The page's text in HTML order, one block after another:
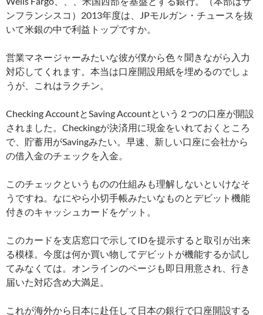
ンフランシスコ）2013年度は、JPモルガン・チュースを抜
いて米銀の中で利益トップですか。
営業マネージャーみたいな彼が僕から色々聞きながら入力
対応してくれます。本当は口座開設用紙を埋めるのでしょ
うが、これはラクチン。
Checking AccountとSaving Accountという２つの口座が開設
されました。Checkingが決済用に現金をいれておくところ
で、貯蓄用がSavingみたい。早速、新しい口座に会社から
の借入金のチェックを入金。
このチェックというものの仕組みも理解しないといけなそ
うですね。なにやら小切手帳みたいなものとデビット機能
付きのキャッシュカードをゲット。
このカードを支店窓口で示してIDを提示すると取引が出来
る模様。今度は何か買い物してデビットが機能するか試し
てみなくては。オンラインのページも即日用意され、行き
届いた対応含め大満足。
これが海外から日本に赴任して日本の銀行で口座開設する